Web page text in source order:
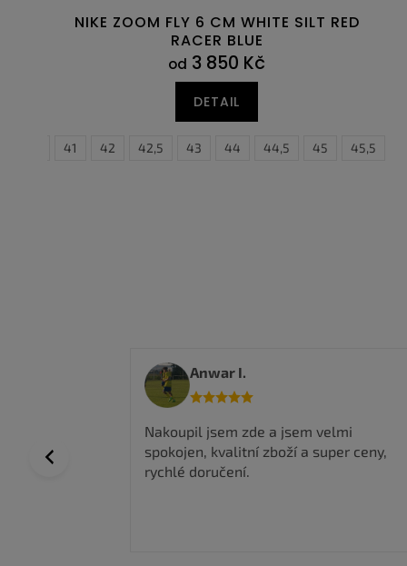
NIKE ZOOM FLY 6 CM WHITE SILT RED
RACER BLUE
od 3 850 Kč
DETAIL
41 42 42,5 43 44 44,5 45 45,5
Previous
Anwar I.
Nakoupil jsem zde a jsem velmi
spokojen, kvalitní zboží a super ceny,
rychlé doručení.